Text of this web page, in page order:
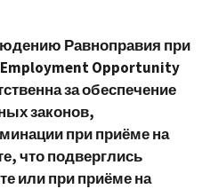
Равноправия при
Employment Opportunity
за обеспечение
законов,
при приёме на
что подверглись
или при приёме на